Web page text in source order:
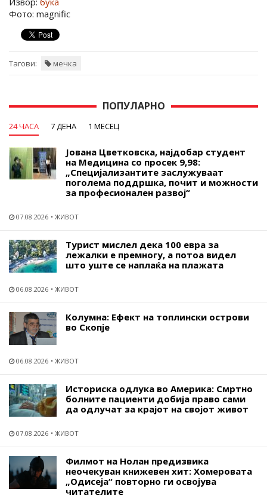
Фото: magnific
Тагови: мечка
ПОПУЛАРНО
24 ЧАСА 7 ДЕНА 1 МЕСЕЦ
Јована Цветковска, најдобар студент
на Медицина со просек 9,98:
„Специјализантите заслужуваат
поголема поддршка, почит и можности
за професионален развој“
07.08.2026 ЖИВОТ
Турист мислел дека 100 евра за
лежалки е премногу, а потоа видел
што уште се наплаќа на плажата
06.08.2026 ЖИВОТ
Колумна: Ефект на топлински острови
во Скопје
06.08.2026 ЖИВОТ
Историска одлука во Америка: Смртно
болните пациенти добија право сами
да одлучат за крајот на својот живот
07.08.2026 ЖИВОТ
Филмот на Нолан предизвика
неочекуван книжевен хит: Хомеровата
„Одисеја“ повторно ги освојува
читателите